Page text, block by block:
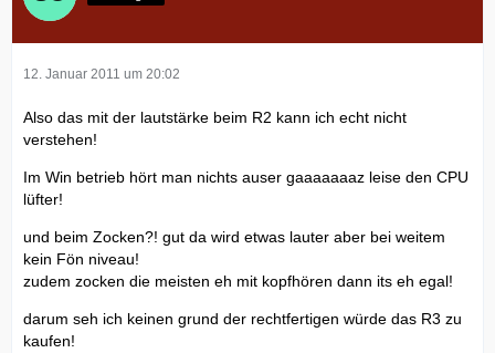
12. Januar 2011 um 20:02
Also das mit der lautstärke beim R2 kann ich echt nicht
verstehen!
Im Win betrieb hört man nichts auser gaaaaaaaz leise den CPU
lüfter!
und beim Zocken?! gut da wird etwas lauter aber bei weitem
kein Fön niveau!
zudem zocken die meisten eh mit kopfhören dann its eh egal!
darum seh ich keinen grund der rechtfertigen würde das R3 zu
kaufen!